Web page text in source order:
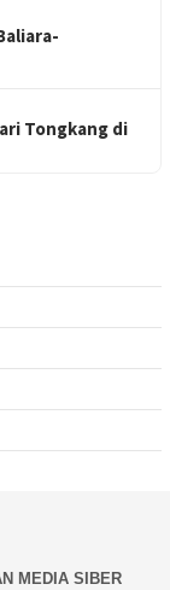
Tongkang di
MEDIA SIBER